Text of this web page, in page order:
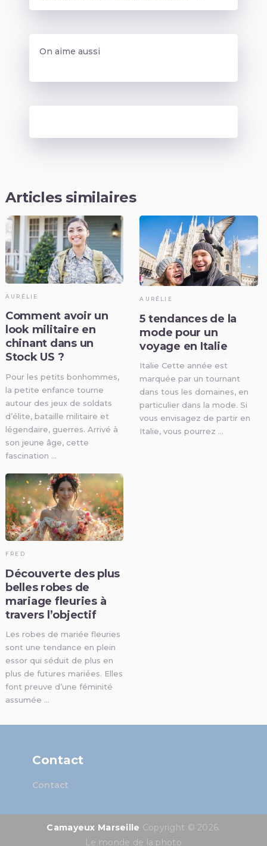
On aime aussi
Articles similaires
AURÉLIE
Comment avoir un
look militaire en
chinant dans un
Stock US ?
Pour les petits bonhommes,
la petite enfance tourne
autour des jeux de soldats
d’élite, bataille militaire et
légendaire, guerres. Arrivé à
son jeune âge, cette
fascination …
AURÉLIE
5 tendances de la
mode pour un
voyage en Italie
Italie Cette année est
marquée par un tournant
dans tous les domaines, en
particulier dans la mode. Si
vous envisagez de partir en
Italie, vous pourrez …
FRED
Découverte des plus
belles robes de
mariage fleuries à
travers l’objectif
Les robes de mariée fleuries
sont une tendance en plein
essor qui séduit de plus en
plus de futures mariées. Elles
font preuve d’une féminité
assumée …
Contact
Contact
Camayeux Marseille Copyright © 2026.
Le monde de la photo